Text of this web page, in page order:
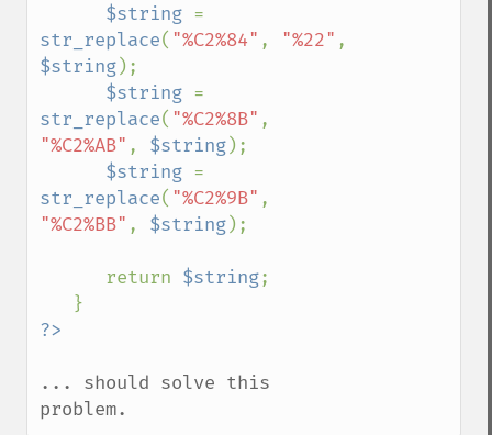
$string
str_replace( "%C2%84" , "%22"
$string);
$string
str_replace( "%C2%8B"
"%C2%AB" , $string);
$string
str_replace( "%C2%9B"
"%C2%BB" , $string);
      return
$string;
... should solve this
problem.